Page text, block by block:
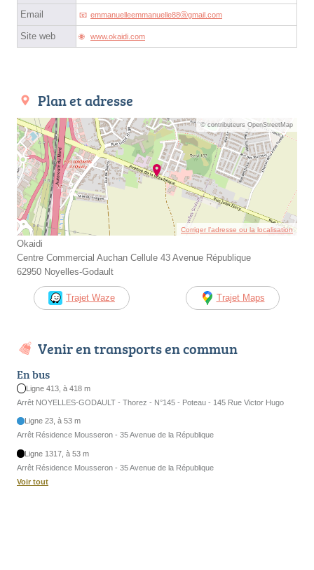
Email emmanuelleemmanuelle88ⓐgmail.com
Site web www.okaidi.com
Plan et adresse
© contributeurs OpenStreetMap
Corriger l’adresse ou la localisation
Okaidi
Centre Commercial Auchan Cellule 43 Avenue République
62950 Noyelles-Godault
Trajet Waze Trajet Maps
Venir en transports en commun
En bus
Ligne 413, à 418 m
Arrêt NOYELLES-GODAULT - Thorez - N°145 - Poteau - 145 Rue Victor Hugo
Ligne 23, à 53 m
Arrêt Résidence Mousseron - 35 Avenue de la République
Ligne 1317, à 53 m
Arrêt Résidence Mousseron - 35 Avenue de la République
Voir tout